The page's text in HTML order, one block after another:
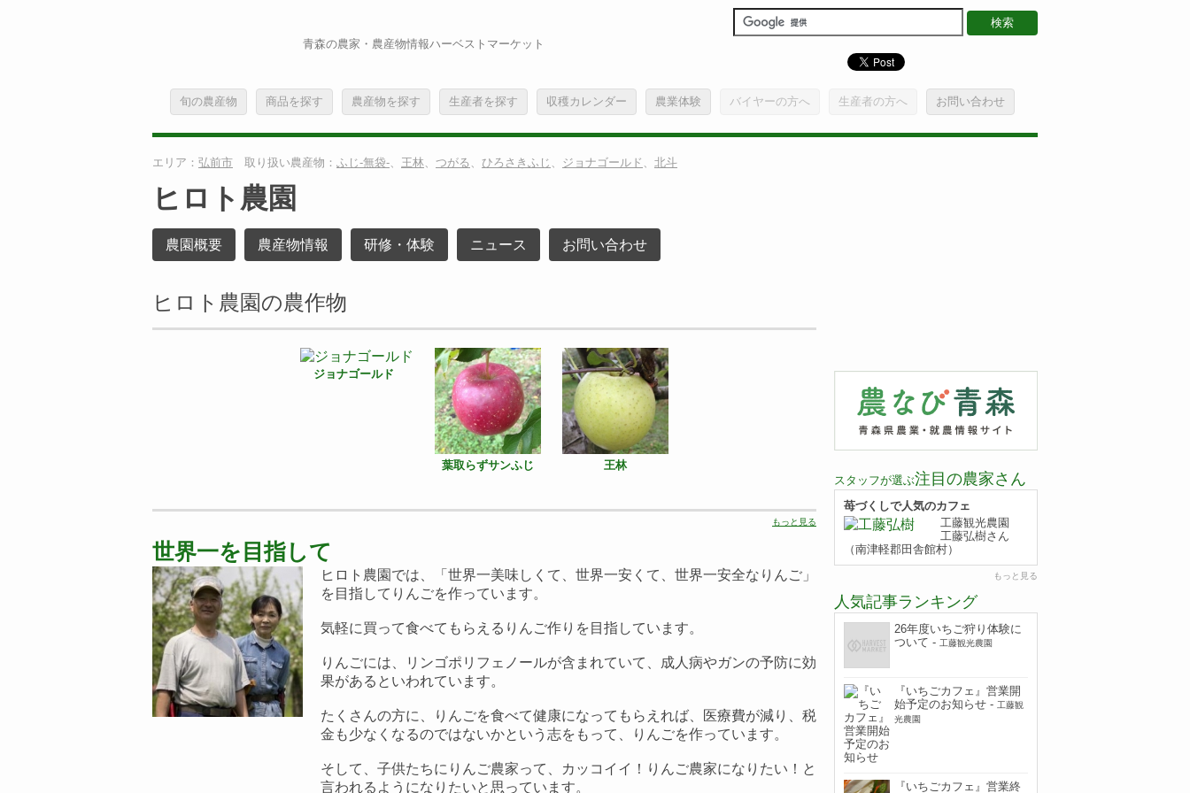
青森の農家・農産物情報ハーベストマーケット
旬の農産物 商品を探す 農産物を探す 生産者を探す 収穫カレンダー 農業体験 バイヤーの方へ 生産者の方へ お問い合わせ
エリア： 弘前市 取り扱い農産物： ふじ-無袋-、 王林、 つがる、 ひろさきふじ 、 ジョナゴールド 、 北斗
ヒロト農園
農園概要 農産物情報 研修・体験 ニュース お問い合わせ
ヒロト農園の農作物
ジョナゴールド
葉取らずサンふじ 王林
もっと見る
世界一を目指して
ヒロト農園では、「世界一美味しくて、世界一安くて、世界一安全なりんご」
を目指してりんごを作っています。
気軽に買って食べてもらえるりんご作りを目指しています。
りんごには、リンゴポリフェノールが含まれていて、成人病やガンの予防に効
果があるといわれています。
たくさんの方に、りんごを食べて健康になってもらえれば、医療費が減り、税
金も少なくなるのではないかという志をもって、りんごを作っています。
そして、子供たちにりんご農家って、カッコイイ！りんご農家になりたい！と
言われるようになりたいと思っています。
スタッフが選ぶ注目の農家さん
苺づくしで人気のカフェ
工藤観光農園
工藤弘樹さん
（南津軽郡田舎館村）
もっと見る
人気記事ランキング
26年度いちご狩り体験に
ついて - 工藤観光農園
『いちごカフェ』営業開
始予定のお知らせ - 工藤観
光農園
『いちごカフェ』営業終